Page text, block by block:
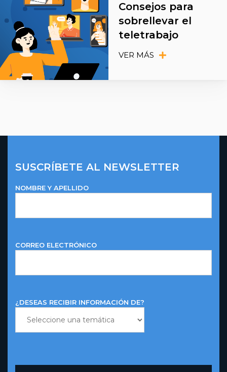
Consejos para
sobrellevar el
teletrabajo
VER MÁS
SUSCRÍBETE AL NEWSLETTER
NOMBRE Y APELLIDO
CORREO ELECTRÓNICO
¿DESEAS RECIBIR INFORMACIÓN DE?